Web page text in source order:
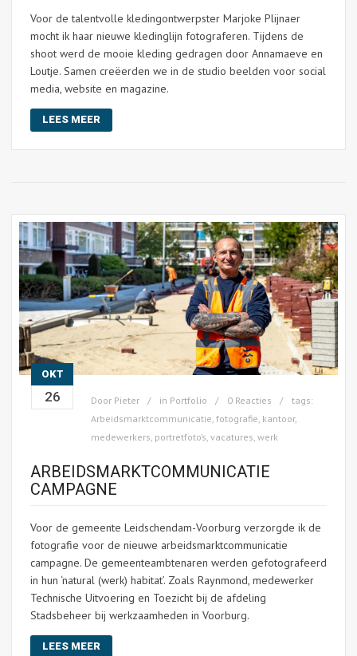
Voor de talentvolle kledingontwerpster Marjoke Plijnaer
mocht ik haar nieuwe kledinglijn fotograferen. Tijdens de
shoot werd de mooie kleding gedragen door Annamaeve en
Loutje. Samen creëerden we in de studio beelden voor social
media, website en magazine.
LEES MEER
OKT
26 Door Pieter in Portfolio 0 Reacties
tags:
Arbeidsmarktcommunicatie, fotografie, kantoor,
medewerkers, portretfoto’s, vacatures, werk
ARBEIDSMARKTCOMMUNICATIE
CAMPAGNE
Voor de gemeente Leidschendam-Voorburg verzorgde ik de
fotografie voor de nieuwe arbeidsmarktcommunicatie
campagne. De gemeenteambtenaren werden gefotografeerd
in hun ‘natural (werk) habitat’. Zoals Raynmond, medewerker
Technische Uitvoering en Toezicht bij de afdeling
Stadsbeheer bij werkzaamheden in Voorburg.
LEES MEER